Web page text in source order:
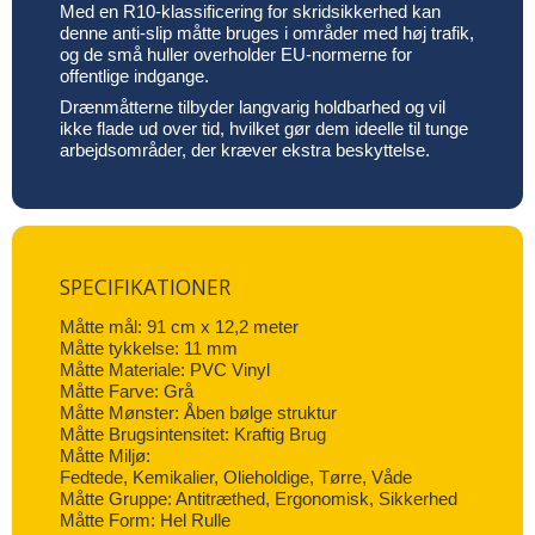
Med en R10-klassificering for skridsikkerhed kan
denne anti-slip måtte bruges i områder med høj trafik,
og de små huller overholder EU-normerne for
offentlige indgange.
Drænmåtterne tilbyder langvarig holdbarhed og vil
ikke flade ud over tid, hvilket gør dem ideelle til tunge
arbejdsområder, der kræver ekstra beskyttelse.
SPECIFIKATIONER
Måtte mål: 91 cm x 12,2 meter
Måtte tykkelse: 11 mm
Måtte Materiale: PVC Vinyl
Måtte Farve: Grå
Måtte Mønster: Åben bølge struktur
Måtte Brugsintensitet: Kraftig Brug
Måtte Miljø:
Fedtede, Kemikalier, Olieholdige, Tørre, Våde
Måtte Gruppe: Antitræthed, Ergonomisk, Sikkerhed
Måtte Form: Hel Rulle